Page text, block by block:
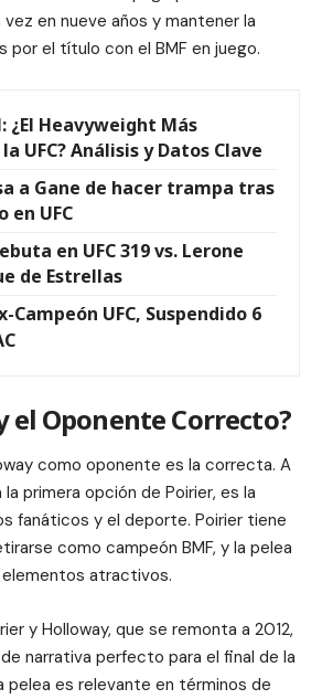
vez en nueve años y mantener la
por el título con el BMF en juego.
¿El Heavyweight Más
UFC? Análisis y Datos Clave
a Gane de hacer trampa tras
en UFC
en UFC 319 vs. Lerone
de Estrellas
Campeón UFC, Suspendido 6
el Oponente Correcto?
como oponente es la correcta. A
primera opción de Poirier, es la
fanáticos y el deporte. Poirier tiene
como campeón BMF, y la pelea
atractivos.
y Holloway, que se remonta a 2012,
narrativa perfecto para el final de la
pelea es relevante en términos de